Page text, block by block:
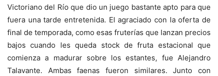
Victoriano del Río que dio un juego bastante apto para que
fuera una tarde entretenida. El agraciado con la oferta de
final de temporada, como esas fruterías que lanzan precios
bajos cuando les queda stock de fruta estacional que
comienza a madurar sobre los estantes, fue Alejandro
Talavante. Ambas faenas fueron similares. Junto con